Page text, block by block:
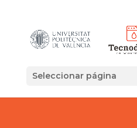
Seleccionar página